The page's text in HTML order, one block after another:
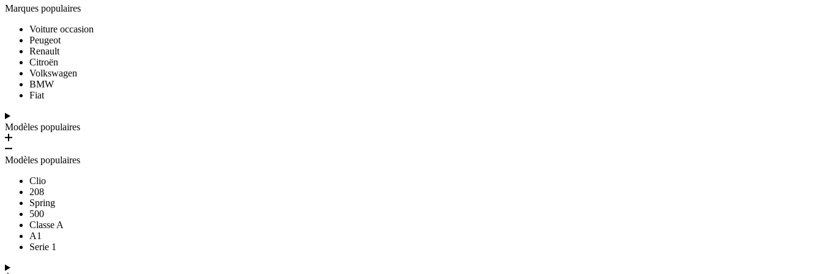
Marques populaires
Voiture occasion
Peugeot
Renault
Citroën
Volkswagen
BMW
Fiat
Modèles populaires
Modèles populaires
Clio
208
Spring
500
Classe A
A1
Serie 1